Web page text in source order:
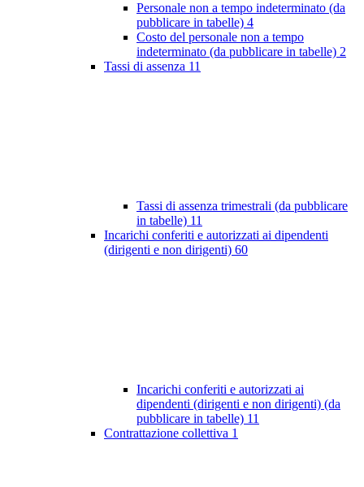
Personale non a tempo indeterminato (da
pubblicare in tabelle) 4
Costo del personale non a tempo
indeterminato (da pubblicare in tabelle) 2
Tassi di assenza 11
Tassi di assenza trimestrali (da pubblicare
in tabelle) 11
Incarichi conferiti e autorizzati ai dipendenti
(dirigenti e non dirigenti) 60
Incarichi conferiti e autorizzati ai
dipendenti (dirigenti e non dirigenti) (da
pubblicare in tabelle) 11
Contrattazione collettiva 1